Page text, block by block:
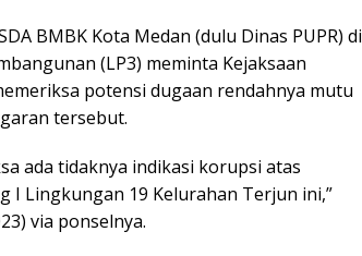
BMBK Kota Medan (dulu Dinas PUPR) di
(LP3) meminta Kejaksaan
potensi dugaan rendahnya mutu
tersebut.
ada tidaknya indikasi korupsi atas
I Lingkungan 19 Kelurahan Terjun ini,”
via ponselnya.